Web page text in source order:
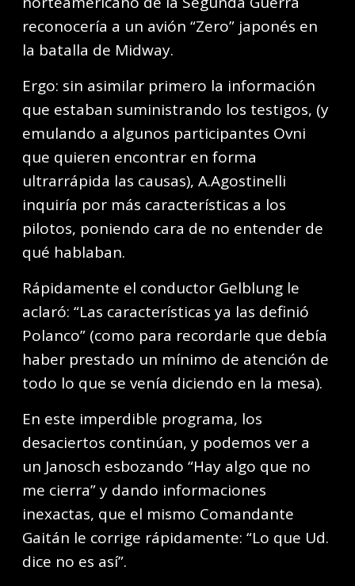
reconocería a un avión “Zero” japonés en
la batalla de Midway.
Ergo: sin asimilar primero la información
que estaban suministrando los testigos, (y
emulando a algunos participantes Ovni
que quieren encontrar en forma
ultrarrápida las causas), A.Agostinelli
inquiría por más características a los
pilotos, poniendo cara de no entender de
qué hablaban.
Rápidamente el conductor Gelblung le
aclaró: “Las características ya las definió
Polanco” (como para recordarle que debía
haber prestado un mínimo de atención de
todo lo que se venía diciendo en la mesa).
En este imperdible programa, los
desaciertos continúan, y podemos ver a
un Janosch esbozando “Hay algo que no
me cierra” y dando informaciones
inexactas, que el mismo Comandante
Gaitán le corrige rápidamente: “Lo que Ud.
dice no es así”.